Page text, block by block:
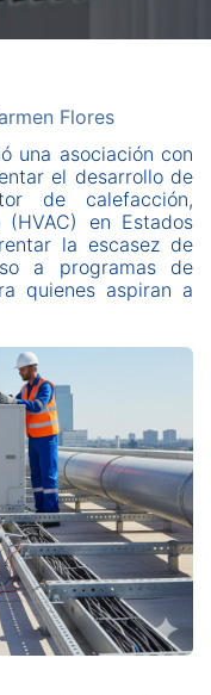
Flores
una asociación con
el desarrollo de
de calefacción,
en Estados
la escasez de
a programas de
quienes aspiran a